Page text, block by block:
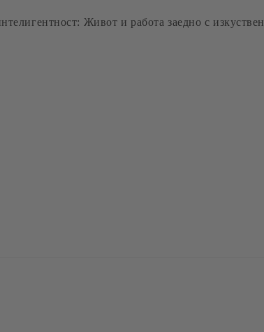
Живот и работа заедно с изкуствен